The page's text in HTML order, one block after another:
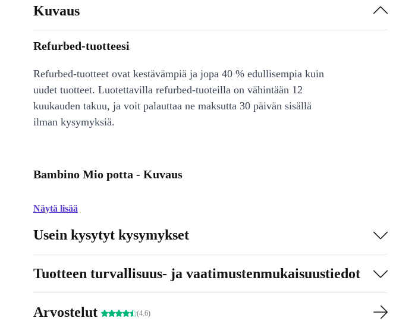
Kuvaus
Refurbed-tuotteesi
Refurbed-tuotteet ovat kestävämpiä ja jopa 40 % edullisempia kuin
uudet tuotteet. Luotettavilla refurbed-tuoteilla on vähintään 12
kuukauden takuu, ja voit palauttaa ne maksutta 30 päivän sisällä
ilman kysymyksiä.
Bambino Mio potta - Kuvaus
Näytä lisää
Usein kysytyt kysymykset
Tuotteen turvallisuus- ja vaatimustenmukaisuustiedot
Arvostelut (4.6)